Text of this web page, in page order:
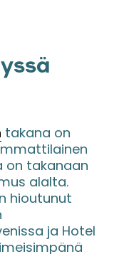
takana on
on takanaan
alalta.
hioutunut
ja Hotel